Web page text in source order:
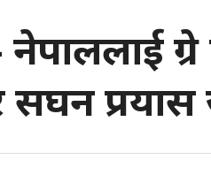
ग्रे
प्रयास